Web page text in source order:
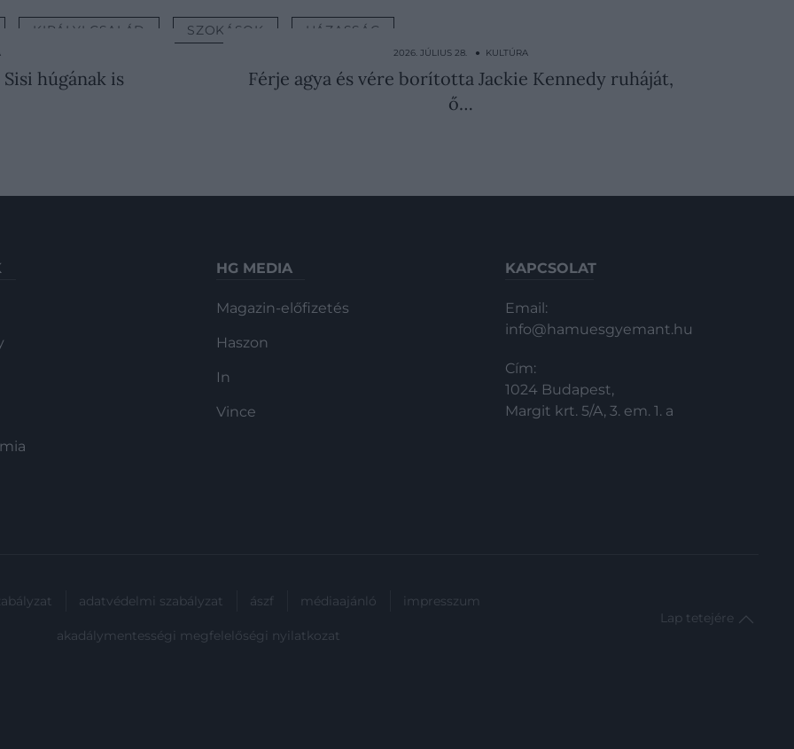
KIRÁLYI CSALÁD SZOKÁSOK HÁZASSÁG
húgának is
2026. JÚLIUS 28. ● KULTÚRA
Férje agya és vére borította Jackie Kennedy ruháját,
ő…
HG MEDIA
Magazin-előfizetés
Haszon
In
Vince
KAPCSOLAT
Email:
info@hamuesgyemant.hu
Cím:
1024 Budapest,
Margit krt. 5/A, 3. em. 1. a
adatvédelmi szabályzat ászf médiaajánló impresszum
akadálymentességi megfelelőségi nyilatkozat
Lap tetejére